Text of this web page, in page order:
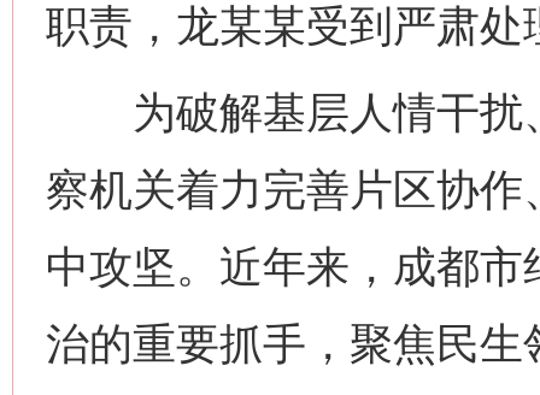
职责，龙某某受到严肃处
为破解基层人情干扰
察机关着力完善片区协
中攻坚。近年来，成都
治的重要抓手，聚焦民